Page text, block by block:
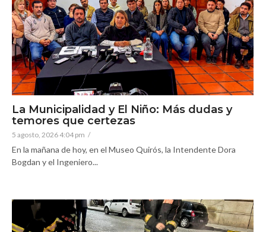
La Municipalidad y El Niño: Más dudas y
temores que certezas
5 agosto, 2026 4:04 pm /
En la mañana de hoy, en el Museo Quirós, la Intendente Dora
Bogdan y el Ingeniero...